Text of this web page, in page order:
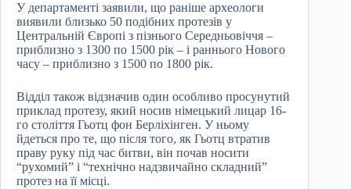
У департаменті заявили, що раніше археологи
виявили близько 50 подібних протезів у
Центральній Європі з пізнього Середньовіччя –
приблизно з 1300 по 1500 рік – і раннього Нового
часу – приблизно з 1500 по 1800 рік.
Відділ також відзначив один особливо просунутий
приклад протезу, який носив німецький лицар 16-
го століття Гьотц фон Берліхінген. У ньому
йдеться про те, що після того, як Гьотц втратив
праву руку під час битви, він почав носити
“рухомий” і “технічно надзвичайно складний”
протез на її місці.